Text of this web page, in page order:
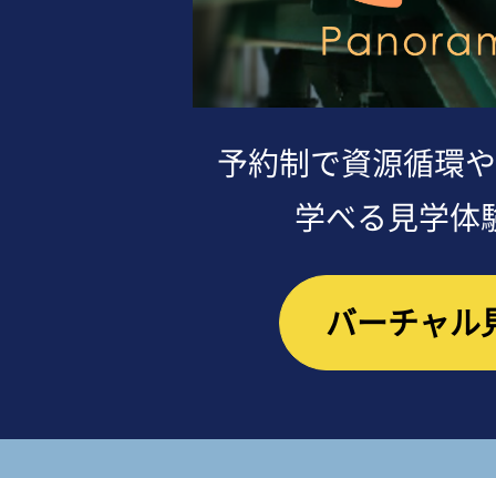
予約制で資源循環
学べる見学体
バーチャル